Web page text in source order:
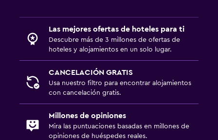
Las mejores ofertas de hoteles para ti
Descubre más de 3 millones de ofertas de
hoteles y alojamientos en un solo lugar.
CANCELACIÓN GRATIS
Usa nuestro filtro para encontrar alojamientos
con cancelación gratis.
Millones de opiniones
Mira las puntuaciones basadas en millones de
opiniones de huéspedes reales.